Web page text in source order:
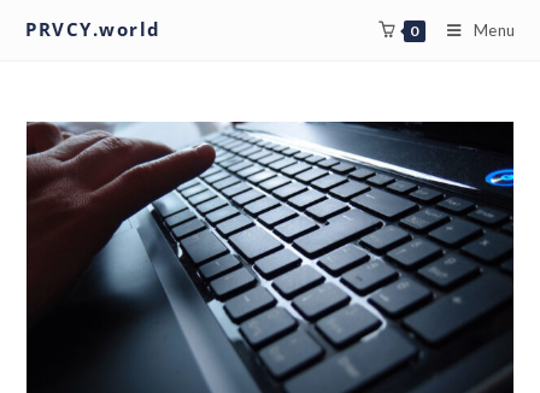
PRVCY.world 0 Menu